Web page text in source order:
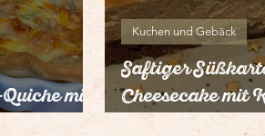
mit
Saftiger
Cheesecake mit
und Zimt
Kuchen und Gebäck